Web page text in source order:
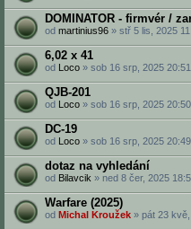
DOMINATOR - firmvér /
od martinius96 » stř 5 lis, 2025
6,02 x 41
od Loco » sob 16 srp, 2025
QJB-201
od Loco » sob 16 srp, 2025
DC-19
od Loco » sob 16 srp, 2025
dotaz na vyhledání
od Bilavcik » ned 8 čer, 2025
Warfare (2025)
od Michal Kroužek » pát 23